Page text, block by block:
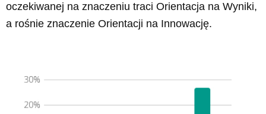
oczekiwanej na znaczeniu traci Orientacja na Wyniki,
a rośnie znaczenie Orientacji na Innowację.